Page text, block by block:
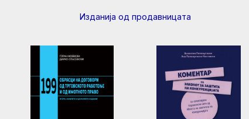
Изданија од продавницата